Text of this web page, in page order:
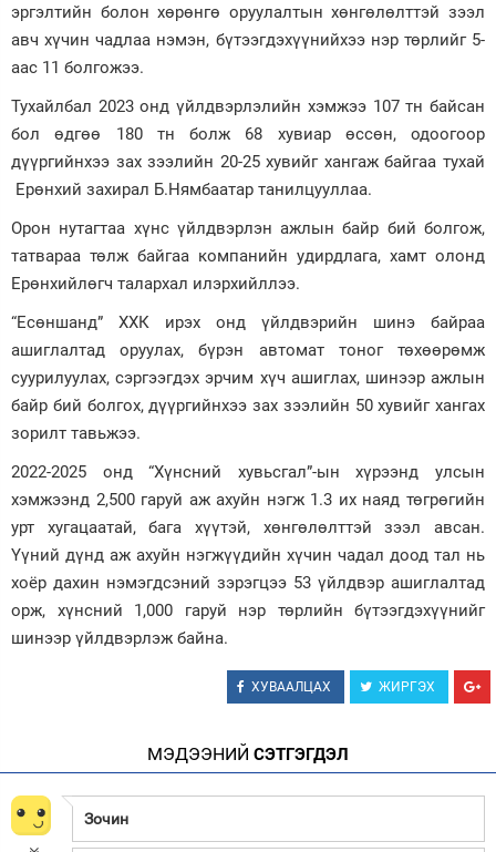
эргэлтийн болон хөрөнгө оруулалтын хөнгөлөлттэй зээл
авч хүчин чадлаа нэмэн, бүтээгдэхүүнийхээ нэр төрлийг 5-
аас 11 болгожээ.
Тухайлбал 2023 онд үйлдвэрлэлийн хэмжээ 107 тн байсан
бол өдгөө 180 тн болж 68 хувиар өссөн, одоогоор
дүүргийнхээ зах зээлийн 20-25 хувийг хангаж байгаа тухай
Ерөнхий захирал Б.Нямбаатар танилцууллаа.
Орон нутагтаа хүнс үйлдвэрлэн ажлын байр бий болгож,
татвараа төлж байгаа компанийн удирдлага, хамт олонд
Ерөнхийлөгч талархал илэрхийллээ.
“Есөншанд” ХХК ирэх онд үйлдвэрийн шинэ байраа
ашиглалтад оруулах, бүрэн автомат тоног төхөөрөмж
суурилуулах, сэргээгдэх эрчим хүч ашиглах, шинээр ажлын
байр бий болгох, дүүргийнхээ зах зээлийн 50 хувийг хангах
зорилт тавьжээ.
2022-2025 онд “Хүнсний хувьсгал”-ын хүрээнд улсын
хэмжээнд 2,500 гаруй аж ахуйн нэгж 1.3 их наяд төгрөгийн
урт хугацаатай, бага хүүтэй, хөнгөлөлттэй зээл авсан.
Үүний дүнд аж ахуйн нэгжүүдийн хүчин чадал доод тал нь
хоёр дахин нэмэгдсэний зэрэгцээ 53 үйлдвэр ашиглалтад
орж, хүнсний 1,000 гаруй нэр төрлийн бүтээгдэхүүнийг
шинээр үйлдвэрлэж байна.
ХУВААЛЦАХ ЖИРГЭХ
МЭДЭЭНИЙ СЭТГЭГДЭЛ